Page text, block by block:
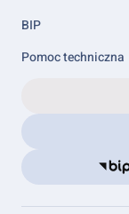
BIP
Pomoc techniczna